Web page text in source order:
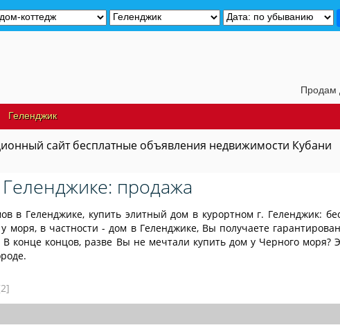
сайт бесплатные объявления недвижимости Кубани
продажа
в Геленджике, купить элитный дом в курортном г. Геленджик:
моря, в частности - дом в Геленджике, Вы получаете
конце концов, разве Вы не мечтали купить дом у Черного моря?
Геленджик
Продам дачу